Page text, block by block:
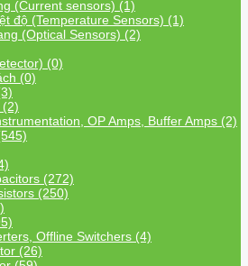
(Current sensors) (1)
độ (Temperature Sensors) (1)
(Optical Sensors) (2)
(0)
(0)
OP Amps, Buffer Amps (2)
(272)
(250)
Offline Switchers (4)
(26)